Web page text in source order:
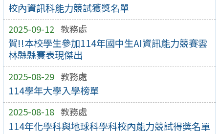
校內資訊科能力競試獲獎名單
2025-09-12 教務處
賀!!本校學生參加114年國中生AI資訊能力競賽雲
林縣縣賽表現傑出
2025-08-29 教務處
114學年大學入學榜單
2025-08-18 教務處
114年化學科與地球科學科校內能力競試得獎名單